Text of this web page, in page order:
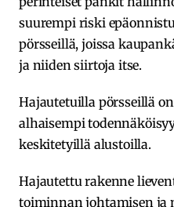
suurempi riski
pörsseillä, joissa
ja niiden siirtoja itse.
Hajautetuilla pörsseillä
alhaisempi
keskitetyillä alustoilla.
Hajautettu rakenne
toiminnan johtamisen ja